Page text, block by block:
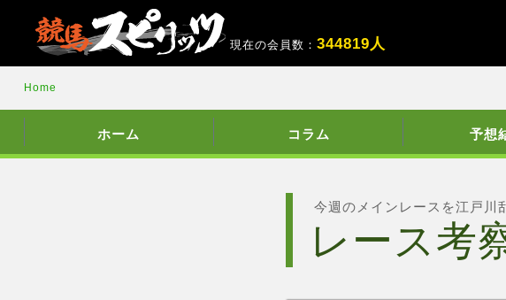
現在の会員数：344819人
Home
ホーム コラム 予想
今週のメインレースを江戸川
レース考